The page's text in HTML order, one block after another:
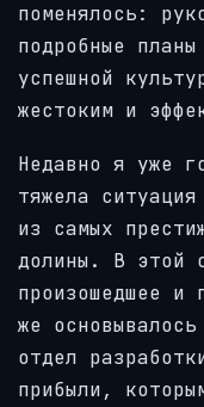
поменялось:
подробные
успешной
жестоким и
Недавно я уже
тяжела
из самых
долины. В этой
произошедшее и
же
отдел
прибыли,